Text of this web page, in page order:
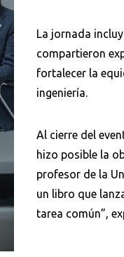
La jornada
compartieron
fortalecer la
ingeniería.
Al cierre del
hizo posible la
profesor de la
un libro que
tarea común”,